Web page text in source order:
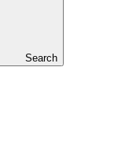
Search